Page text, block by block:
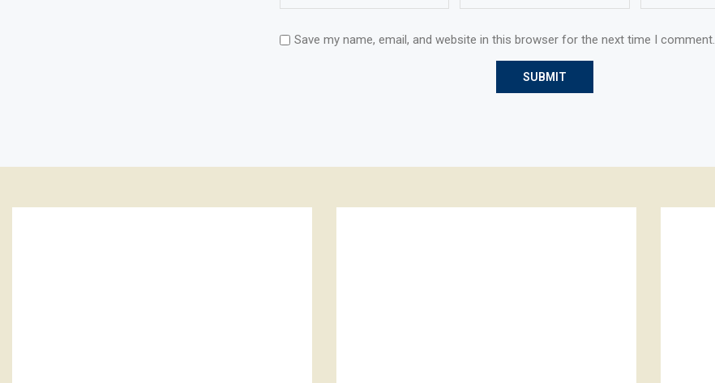
Save my name, email, and website in this browser for the next time I comment.